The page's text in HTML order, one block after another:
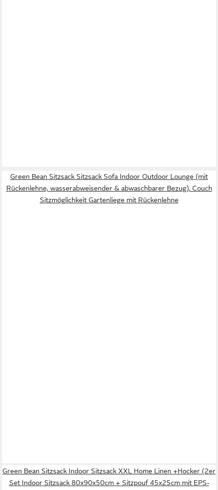
Green Bean Sitzsack Sitzsack Sofa Indoor Outdoor Lounge (mit
Rückenlehne, wasserabweisender & abwaschbarer Bezug), Couch
Sitzmöglichkeit Gartenliege mit Rückenlehne
Green Bean Sitzsack Indoor Sitzsack XXL Home Linen +Hocker (2er
Set Indoor Sitzsack 80x90x50cm + Sitzpouf 45x25cm mit EPS-